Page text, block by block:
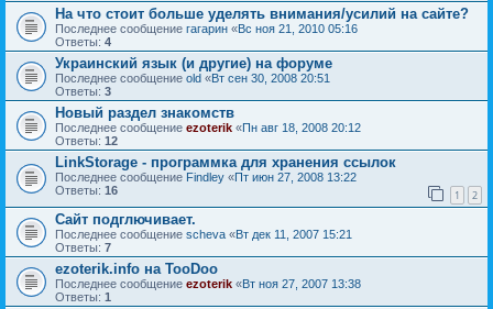
На что стоит больше уделять внимания/усилий на сайте?
Последнее сообщение гагарин «Вс ноя 21, 2010 05:16
Ответы: 4
Украинский язык (и другие) на форуме
Последнее сообщение old «Вт сен 30, 2008 20:51
Ответы: 3
Новый раздел знакомств
Последнее сообщение ezoterik «Пн авг 18, 2008 20:12
Ответы: 12
LinkStorage - программка для хранения ссылок
Последнее сообщение Findley «Пт июн 27, 2008 13:22
Ответы: 16 1 2
Сайт подглючивает.
Последнее сообщение sсheva «Вт дек 11, 2007 15:21
Ответы: 7
ezoterik.info на TooDoo
Последнее сообщение ezoterik «Вт ноя 27, 2007 13:38
Ответы: 1